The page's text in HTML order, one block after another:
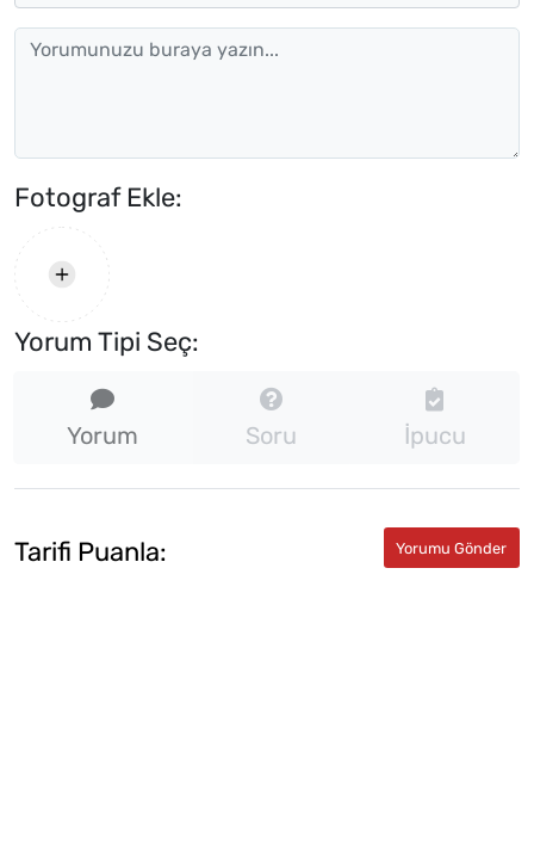
Fotograf Ekle:
Yorum Tipi Seç:
Yorum Soru İpucu
Tarifi Puanla: